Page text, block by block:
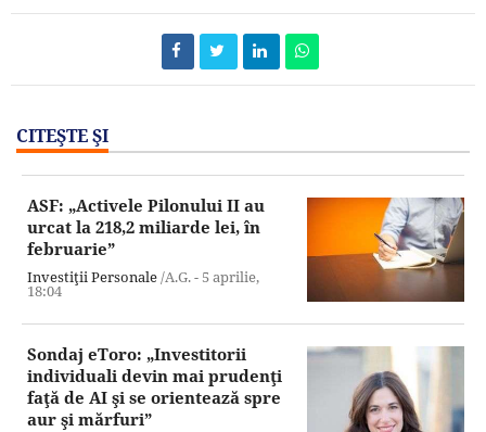
CITEŞTE ŞI
ASF: „Activele Pilonului II au
urcat la 218,2 miliarde lei, în
februarie”
Investiţii Personale/A.G. - 5 aprilie,
18:04
Sondaj eToro: „Investitorii
individuali devin mai prudenţi
faţă de AI şi se orientează spre
aur şi mărfuri”